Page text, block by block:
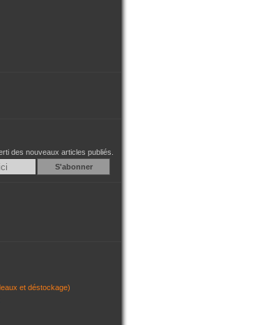
des nouveaux articles publiés.
Email
et déstockage)